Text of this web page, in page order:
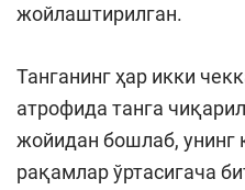
жойлаштирилган.
Танганинг ҳар икки
атрофида танга
жойидан бошлаб, унинг
рақамлар ўртасигача